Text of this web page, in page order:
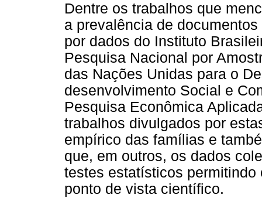
Dentre os trabalhos que
a prevalência de
por dados do Instituto
Pesquisa Nacional por
das Nações Unidas para o
desenvolvimento Social e
Pesquisa Econômica
trabalhos divulgados por
empírico das famílias e
que, em outros, os dados
testes estatísticos
ponto de vista científico.